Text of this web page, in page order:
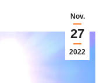
Nov.
27
2022